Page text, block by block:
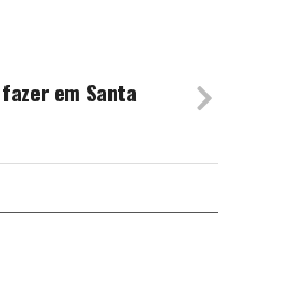
em Santa